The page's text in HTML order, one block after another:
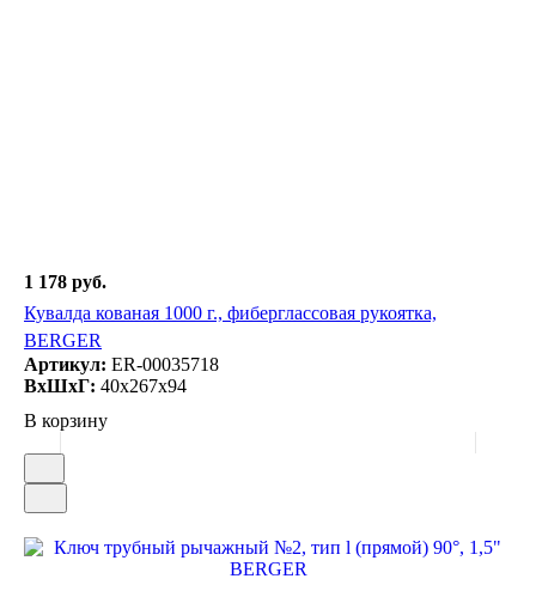
1 178 руб.
Кувалда кованая 1000 г., фиберглассовая рукоятка,
BERGER
Артикул: ER-00035718
ВxШxГ: 40x267x94
В корзину